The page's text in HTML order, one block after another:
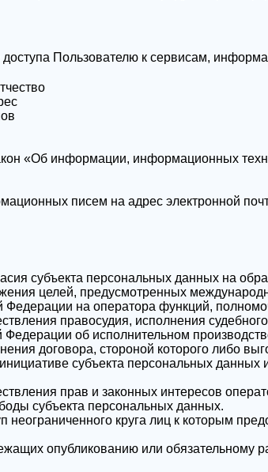
доступа Пользователю к сервисам,
«Об информации, информационных
писем на адрес электронной
субъекта персональных данных на
целей, предусмотренных
на оператора функций,
правосудия, исполнения
Федерации об исполнительном
договора, стороной которого либо
субъекта персональных данных
прав и законных интересов
субъекта персональных данных.
круга лиц к которым
опубликованию или обязательному